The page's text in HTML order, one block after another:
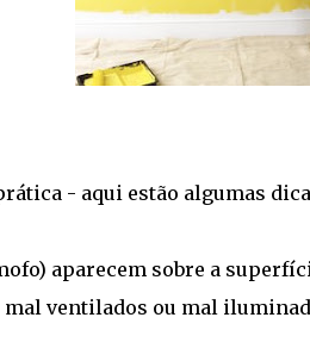
- aqui estão algumas
aparecem sobre a
ventilados ou mal